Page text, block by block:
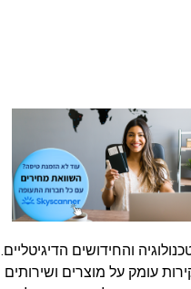
והחידושים הדיגיטליים.
עומק על מוצרים ושירותים